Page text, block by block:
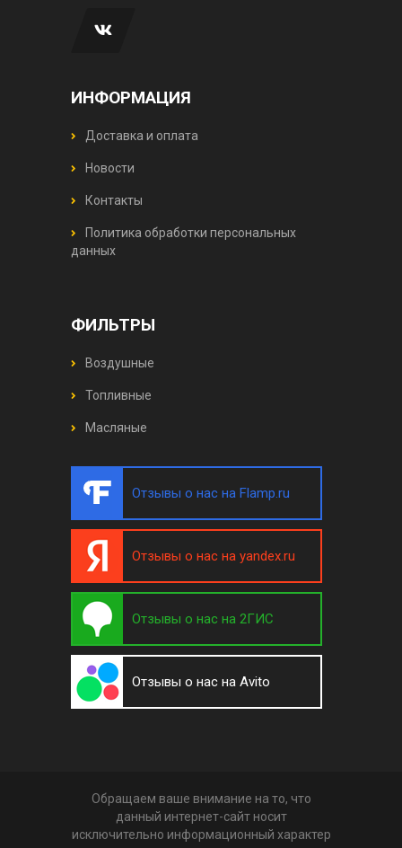
ИНФОРМАЦИЯ
Доставка и оплата
Новости
Контакты
Политика обработки персональных
данных
ФИЛЬТРЫ
Воздушные
Топливные
Масляные
Отзывы о нас на Flamp.ru
Отзывы о нас на yandex.ru
Отзывы о нас на 2ГИС
Отзывы о нас на Avito
Обращаем ваше внимание на то, что
данный интернет-сайт носит
исключительно информационный характер